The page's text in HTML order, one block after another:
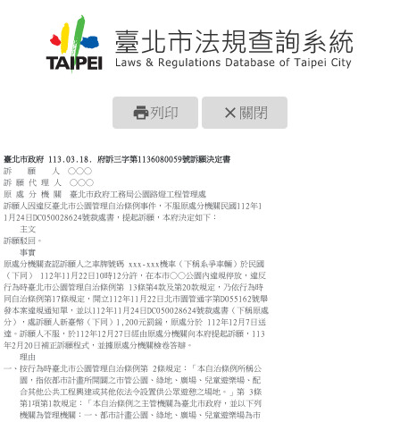
print列印 close 關閉
臺北市政府 113.03.18. 府訴三字第1136080059號訴願決定書
訴 願 人 ○○○
訴 願 代 理 人 ○○○
原 處 分 機 關 臺北市政府工務局公園路燈工程管理處
訴願人因違反臺北市公園管理自治條例事件，不服原處分機關民國112年1
1月24日DC050028624號裁處書，提起訴願，本府決定如下：
主文
訴願駁回。
事實
原處分機關查認訴願人之車牌號碼 xxx-xxx機車（下稱系爭車輛）於民國
（下同） 112年11月22日10時12分許，在本市○○公園內違規停放，違反
行為時臺北市公園管理自治條例第 13條第4款及第20款規定，乃依行為時
同自治條例第17條規定，開立112年11月22日北市園管通字第D055162號舉
發本案違規通知單，並以112年11月24日DC050028624號裁處書（下稱原處
分），處訴願人新臺幣（下同）1,200元罰鍰，原處分於 112年12月7日送
達。訴願人不服，於112年12月27日經由原處分機關向本府提起訴願，113
年2月20日補正訴願程式，並據原處分機關檢卷答辯。
理由
一、按行為時臺北市公園管理自治條例第 2條規定：「本自治條例所稱公
園，指依都市計畫所開闢之市管公園、綠地、廣場、兒童遊樂場、配
合其他公共工程興建或其他依法令設置供公眾遊憩之場地。」第 3條
第1項第1款規定：「本自治條例之主管機關為臺北市政府，並以下列
機關為管理機關：一、都市計畫公園、綠地、廣場、兒童遊樂場為市